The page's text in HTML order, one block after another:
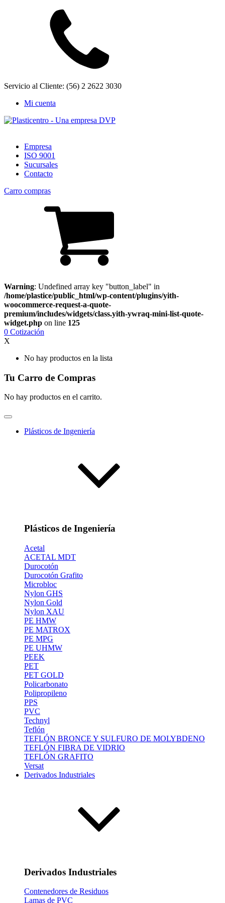
Servicio al Cliente: (56) 2 2622 3030
Mi cuenta
Empresa
ISO 9001
Sucursales
Contacto
Carro compras
Warning: Undefined array key "button_label" in
/home/plastice/public_html/wp-content/plugins/yith-
woocommerce-request-a-quote-
premium/includes/widgets/class.yith-ywraq-mini-list-quote-
widget.php on line 125
0 Cotización
X
No hay productos en la lista
Tu Carro de Compras
No hay productos en el carrito.
Plásticos de Ingeniería
Plásticos de Ingeniería
Acetal
ACETAL MDT
Durocotón
Durocotón Grafito
Microbloc
Nylon GHS
Nylon Gold
Nylon XAU
PE HMW
PE MATROX
PE MPG
PE UHMW
PEEK
PET
PET GOLD
Policarbonato
Polipropileno
PPS
PVC
Technyl
Teflón
TEFLÓN BRONCE Y SULFURO DE MOLYBDENO
TEFLÓN FIBRA DE VIDRIO
TEFLÓN GRAFITO
Versat
Derivados Industriales
Derivados Industriales
Contenedores de Residuos
Lamas de PVC